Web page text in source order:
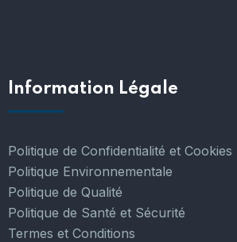
Information Légale
Politique de Confidentialité et Cookies
Politique Environnementale
Politique de Qualité
Politique de Santé et Sécurité
Termes et Conditions